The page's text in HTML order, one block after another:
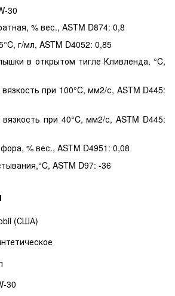
30
% вес., ASTM D874: 0,8
г/мл, ASTM D4052: 0,85
в открытом тигле Кливленда, °C,
при 100°C, мм2/с, ASTM D445:
при 40°C, мм2/с, ASTM D445:
% вес., ASTM D4951: 0,08
ASTM D97: -36
(США)
30